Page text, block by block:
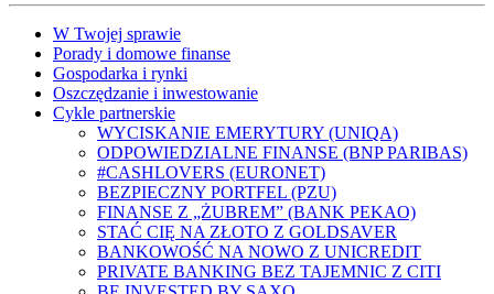
W Twojej sprawie
Porady i domowe finanse
Gospodarka i rynki
Oszczędzanie i inwestowanie
Cykle partnerskie
WYCISKANIE EMERYTURY (UNIQA)
ODPOWIEDZIALNE FINANSE (BNP PARIBAS)
#CASHLOVERS (EURONET)
BEZPIECZNY PORTFEL (PZU)
FINANSE Z „ŻUBREM” (BANK PEKAO)
STAĆ CIĘ NA ZŁOTO Z GOLDSAVER
BANKOWOŚĆ NA NOWO Z UNICREDIT
PRIVATE BANKING BEZ TAJEMNIC Z CITI